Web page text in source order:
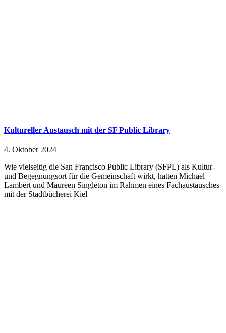
Kultureller Austausch mit der SF Public Library
4. Oktober 2024
Wie vielseitig die San Francisco Public Library (SFPL) als Kultur-
und Begegnungsort für die Gemeinschaft wirkt, hatten Michael
Lambert und Maureen Singleton im Rahmen eines Fachaustausches
mit der Stadtbücherei Kiel